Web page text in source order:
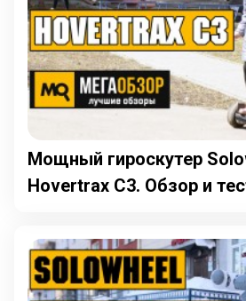
Мощный гироскутер
Hovertrax С3. Обзор и